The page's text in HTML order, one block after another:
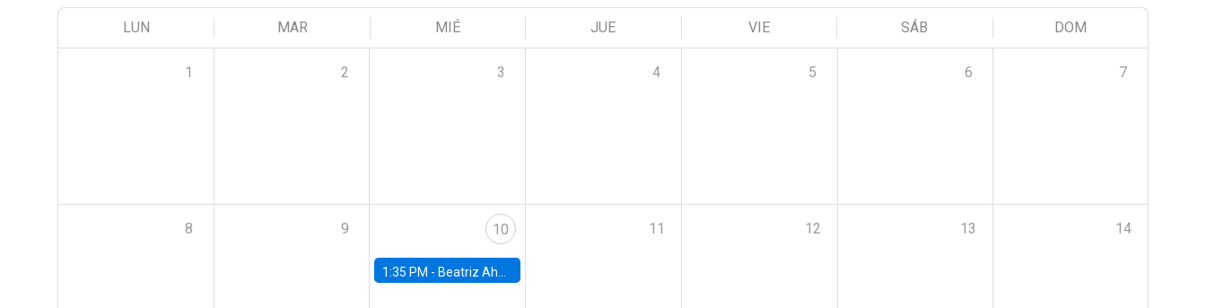
LUN MAR MIÉ JUE VIE SÁB DOM
1 2 3 4 5 6 7
8 9 10
1:35 PM - Beatriz Ahumada, PhD candidate, Universidad de Pittsburgh
11 12 13 14